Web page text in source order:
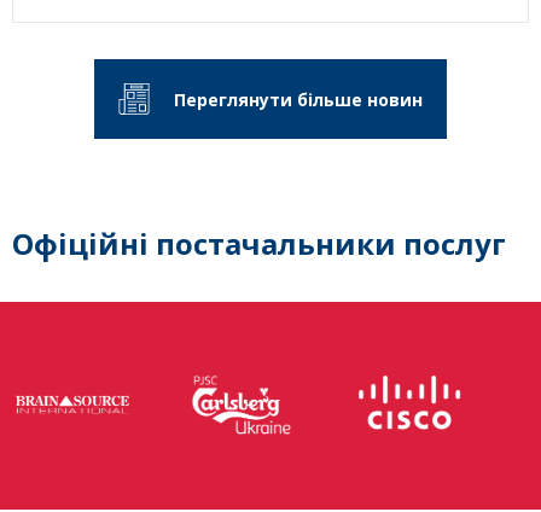
Переглянути більше новин
Офіційні постачальники послуг